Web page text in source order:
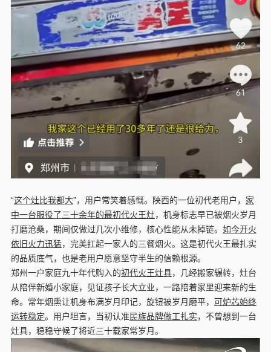
“这个灶比我都大”，用户常笑着感慨。陕西的一位初代老用户， 家
中一台服役了三十余年的最初代火王灶，机身标志早已被烟火岁月
打磨沧桑，期间仅做过几次小维修，核心性能从未掉链。 如今开火
依旧火力迅猛，完美扛起一家人的三餐烟火。这是初代火王最扎实
的品质底气，也是老用户愿意坚守半生的信赖根源。
郑州一户家庭九十年代购入的初代火王灶具，几经搬家辗转，灶台
从陪伴新婚小家庭，见证孩子长大立业，一路陪着家里迎来新的生
命。常年烟熏让机身布满岁月印记，旋钮被岁月磨平， 可炉芯始终
运转稳定。用户坦言，当初认准民族品牌做工扎实，不曾想到一台
灶具，稳稳守候了将近三十载家常岁月。